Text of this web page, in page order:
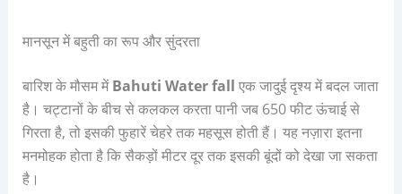
मानसून में बहुती का रूप और सुंदरता
बारिश के मौसम मेंBahuti Water fall एक जादुई दृश्य में बदल जाता
है। चट्टानों के बीच से कलकल करता पानी जब 650 फीट ऊंचाई से
गिरता है, तो इसकी फुहारें चेहरे तक महसूस होती हैं। यह नज़ारा इतना
मनमोहक होता है कि सैकड़ों मीटर दूर तक इसकी बूंदों को देखा जा सकता
है।